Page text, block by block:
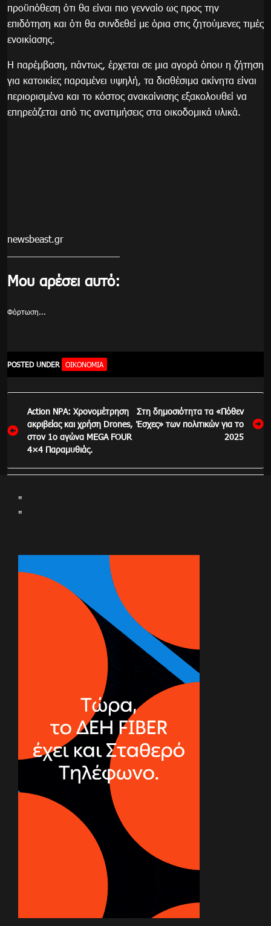
προϋπόθεση ότι θα είναι πιο γενναίο ως προς την
επιδότηση και ότι θα συνδεθεί με όρια στις ζητούμενες τιμές
ενοικίασης.
Η παρέμβαση, πάντως, έρχεται σε μια αγορά όπου η ζήτηση
για κατοικίες παραμένει υψηλή, τα διαθέσιμα ακίνητα είναι
περιορισμένα και το κόστος ανακαίνισης εξακολουθεί να
επηρεάζεται από τις ανατιμήσεις στα οικοδομικά υλικά.
newsbeast.gr
Μου αρέσει αυτό:
Φόρτωση...
POSTED UNDER ΟΙΚΟΝΟΜΊΑ
Πλοήγηση
άρθρων
Action NPA: Χρονομέτρηση
ακριβείας και χρήση Drones,
στον 1ο αγώνα MEGA FOUR
4×4 Παραμυθιάς.
Στη δημοσιότητα τα «Πόθεν
Έσχες» των πολιτικών για το
2025
"
"